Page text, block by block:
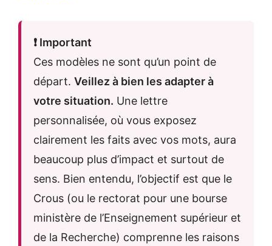
❗ Important
Ces modèles ne sont qu’un point de
départ. Veillez à bien les adapter à
votre situation. Une lettre
personnalisée, où vous exposez
clairement les faits avec vos mots, aura
beaucoup plus d’impact et surtout de
sens. Bien entendu, l’objectif est que le
Crous (ou le rectorat pour une bourse
ministère de l’Enseignement supérieur et
de la Recherche) comprenne les raisons